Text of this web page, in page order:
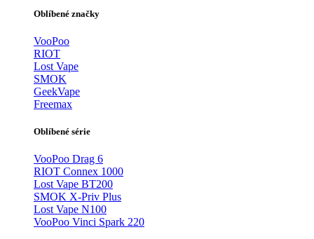
Oblíbené značky
VooPoo
RIOT
Lost Vape
SMOK
GeekVape
Freemax
Oblíbené série
VooPoo Drag 6
RIOT Connex 1000
Lost Vape BT200
SMOK X-Priv Plus
Lost Vape N100
VooPoo Vinci Spark 220